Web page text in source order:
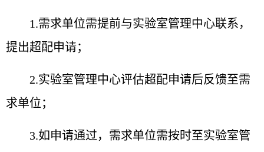
1.需求单位需提前与实验室管理中心联系，
提出超配申请；
2.实验室管理中心评估超配申请后反馈至需
求单位；
3.如申请通过，需求单位需按时至实验室管